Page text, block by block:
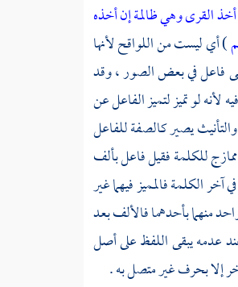
القرى وهي ظالمة إن أخذه
) أي ليست من اللواقح لأنها
فاعل في بعض الصور ، وقد
لأنه لو تميز لتميز الفاعل عن
يصير كالصفة للفاعل
للكلمة فقيل فاعل بألف
الكلمة فالمميز فيهما غير
منهما بأحدهما فالألف بعد
عدمه يبقى اللفظ على أصل
إلا بحرف غير متصل به .